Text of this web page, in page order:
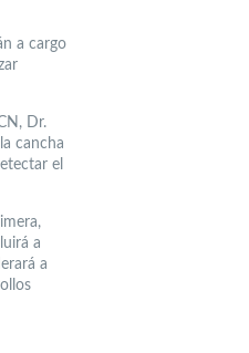
a cargo
Dr.
cancha
el
a
a